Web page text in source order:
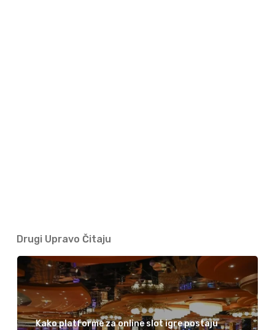
Drugi Upravo Čitaju
Kako platforme za online slot igre postaju